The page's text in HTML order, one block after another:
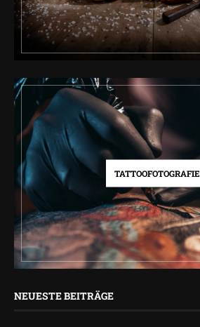
TATTOOFOTOGRAFIE
NEUESTE BEITRÄGE